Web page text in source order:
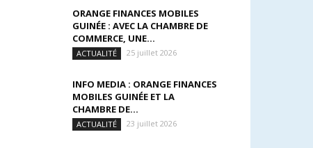
ORANGE FINANCES MOBILES
GUINÉE : AVEC LA CHAMBRE DE
COMMERCE, UNE...
ACTUALITÉ 25 juillet 2026
INFO MEDIA : ORANGE FINANCES
MOBILES GUINÉE ET LA
CHAMBRE DE...
ACTUALITÉ 23 juillet 2026